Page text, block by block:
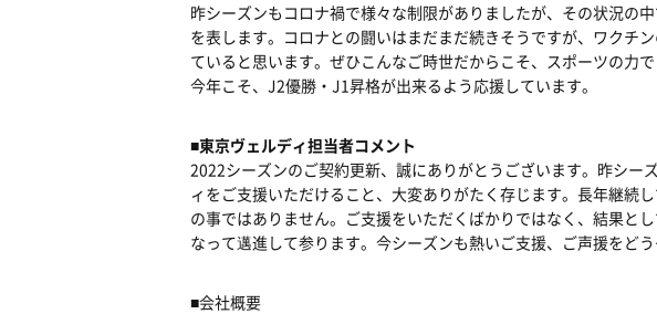
昨シーズンもコロナ禍で様々な制限がありましたが、その状況の
を表します。コロナとの闘いはまだまだ続きそうですが、ワクチ
ていると思います。ぜひこんなご時世だからこそ、スポーツの力
今年こそ、J2優勝・J1昇格が出来るよう応援しています。
■東京ヴェルディ担当者コメント
2022シーズンのご契約更新、誠にありがとうございます。昨シー
ィをご支援いただけること、大変ありがたく存じます。長年継続
の事ではありません。ご支援をいただくばかりではなく、結果と
なって邁進して参ります。今シーズンも熱いご支援、ご声援をどう
■会社概要